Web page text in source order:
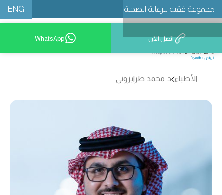
مجموعة فقيه للرعاية الصحية ENG
8001209999
اتصل الآن WhatsApp
الأطباء د. محمد طرابزوني